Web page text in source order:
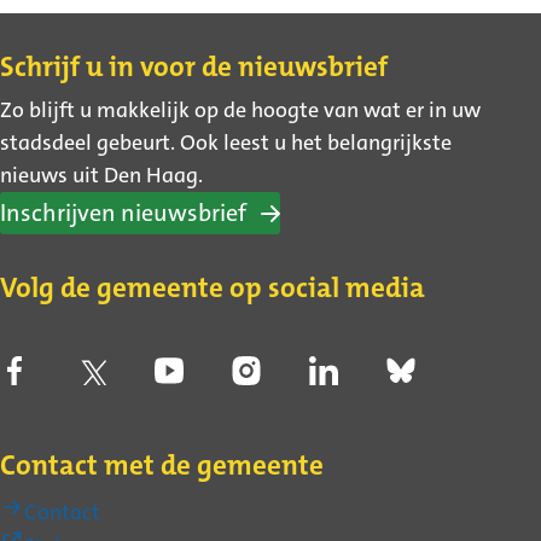
Contact
Schrijf u in voor de nieuwsbrief
Zo blijft u makkelijk op de hoogte van wat er in uw
stadsdeel gebeurt. Ook leest u het belangrijkste
nieuws uit Den Haag.
Inschrijven nieuwsbrief
Volg de gemeente op social media
Contact met de gemeente
Contact